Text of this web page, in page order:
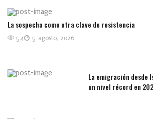
La sospecha como otra clave de resistencia
5 agosto, 2026
54
La emigración desde
un nivel récord en